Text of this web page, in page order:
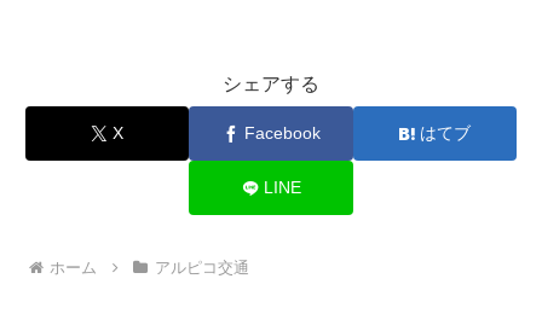
シェアする
X Facebook はてブ
LINE
ホーム アルピコ交通